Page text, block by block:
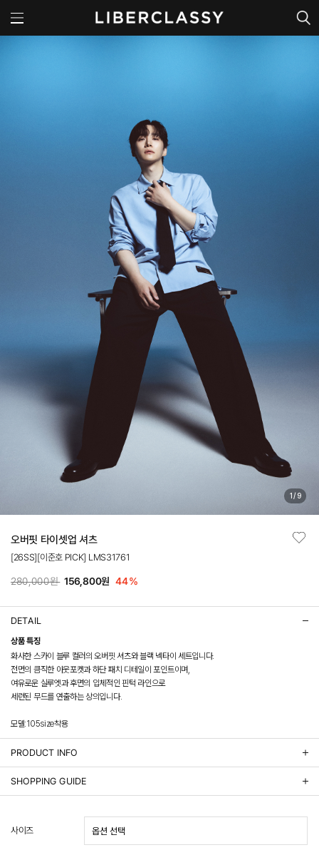
1/ 9
오버핏 타이셋업 셔츠
[26SS][이준호 PICK] LMS31761
280,000원 156,800원 44%
DETAIL
상품 특징
화사한 스카이 블루 컬러의 오버핏 셔츠와 블랙 넥타이 세트입니다.
전면의 큼직한 아웃포켓과 하단 패치 디테일이 포인트이며,
여유로운 실루엣과 후면의 입체적인 핀턱 라인으로
세련된 무드를 연출하는 상의입니다.
모델:105size착용
PRODUCT INFO
SHOPPING GUIDE
- 주문 시 수취인 주소의 가까운 매장에서 발송 처리되므로, 상품별로 택배사, 출고지, 반품지가 상
이할 수 있습니다.
- 기본 배송비 3,000원이며, 5만원 이상 구매 시 무료배송해드립니다.
사이즈